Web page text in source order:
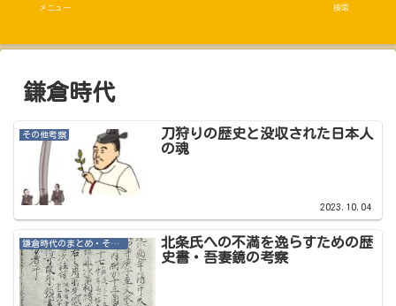
鎌倉時代
その他考察
刀狩りの歴史と没収された日本人
の魂
2023.10.04
鎌倉時代のまとめ・その他記事
北条氏への不満を逸らすための歴
史書・吾妻鏡の考察
メニュー 検索